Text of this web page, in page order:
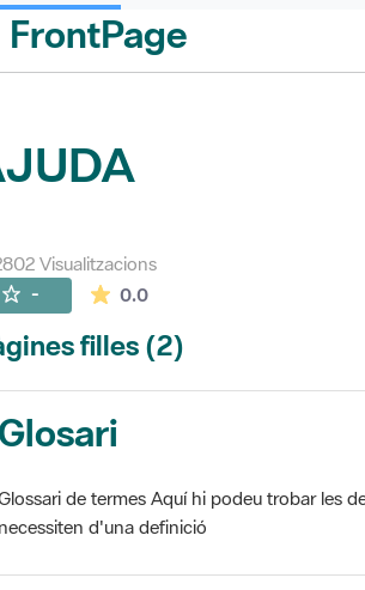
FrontPage
Visualitzacions
- 0.0La mitjana de les
filles (2)
Glosari
de termes Aquí hi podeu trobar les
necessiten d'una definició